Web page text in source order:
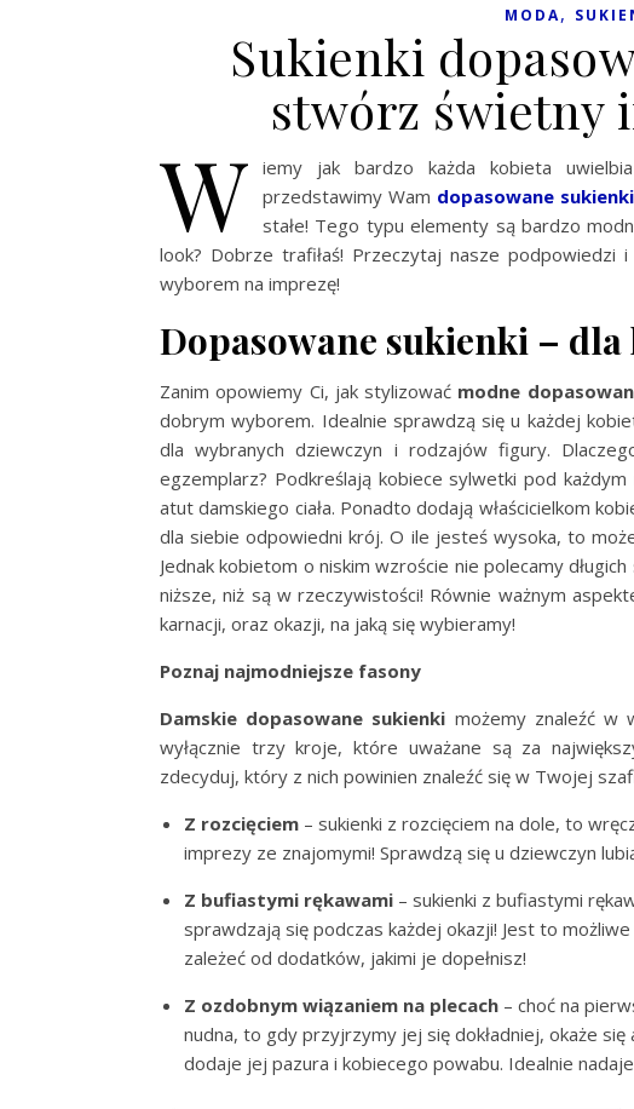
MODA,
Sukienki
stwórz świetny
W iemy jak bardzo każda kobieta
przedstawimy Wam dopasowane sukienki
stałe! Tego typu elementy są bardzo
look? Dobrze trafiłaś! Przeczytaj nasze podpowiedzi
wyborem na imprezę!
Dopasowane sukienki – dla
Zanim opowiemy Ci, jak stylizować modne
dobrym wyborem. Idealnie sprawdzą się u każdej
dla wybranych dziewczyn i rodzajów figury.
egzemplarz? Podkreślają kobiece sylwetki pod
atut damskiego ciała. Ponadto dodają właścicielkom
dla siebie odpowiedni krój. O ile jesteś wysoka, to
Jednak kobietom o niskim wzroście nie polecamy
niższe, niż są w rzeczywistości! Równie ważnym
karnacji, oraz okazji, na jaką się wybieramy!
Poznaj najmodniejsze fasony
Damskie dopasowane sukienki możemy znaleźć w
wyłącznie trzy kroje, które uważane są za
zdecyduj, który z nich powinien znaleźć się w Twojej
Z rozcięciem – sukienki z rozcięciem na dole, to
imprezy ze znajomymi! Sprawdzą się u dziewczyn
Z bufiastymi rękawami – sukienki z bufiastymi
sprawdzają się podczas każdej okazji! Jest to
zależeć od dodatków, jakimi je dopełnisz!
Z ozdobnym wiązaniem na plecach – choć na
nudna, to gdy przyjrzymy jej się dokładniej, okaże się
dodaje jej pazura i kobiecego powabu. Idealnie